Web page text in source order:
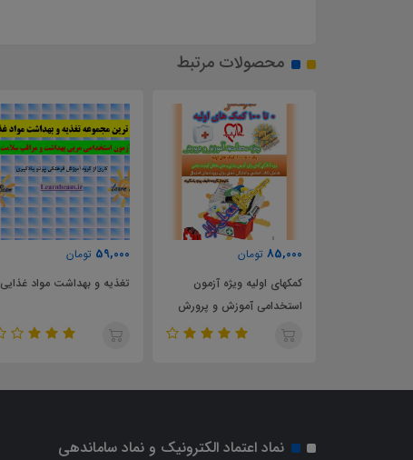
محصولات مرتبط
85,000 تومان
کمکهای اولیه ویژه آزمون
استخدامی آموزش و پرورش
سال 1403
59,000 تومان
تغذیه و بهداشت مواد غذایی
نماد اعتماد الکترونیک و نماد ساماندهی